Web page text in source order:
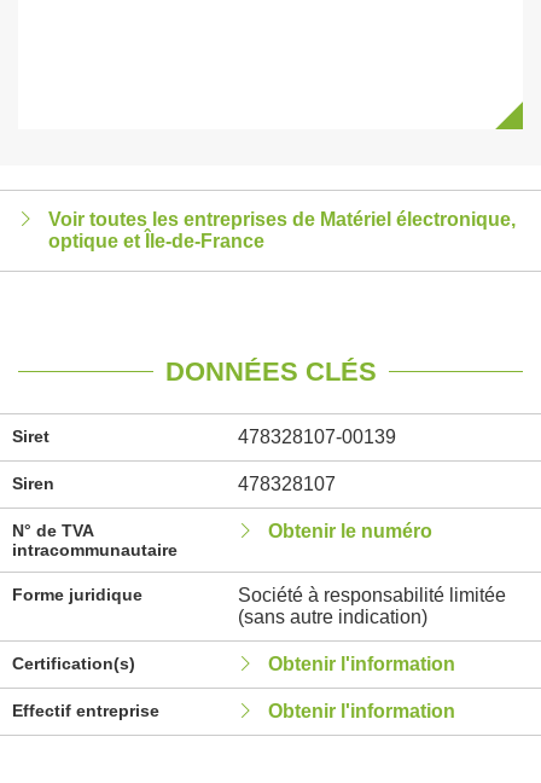
Voir toutes les entreprises de Matériel électronique,
optique et Île-de-France
DONNÉES CLÉS
Siret 478328107-00139
Siren 478328107
N° de TVA
intracommunautaire
Obtenir le numéro
Forme juridique
Société à responsabilité limitée
(sans autre indication)
Certification(s) Obtenir l'information
Effectif entreprise Obtenir l'information